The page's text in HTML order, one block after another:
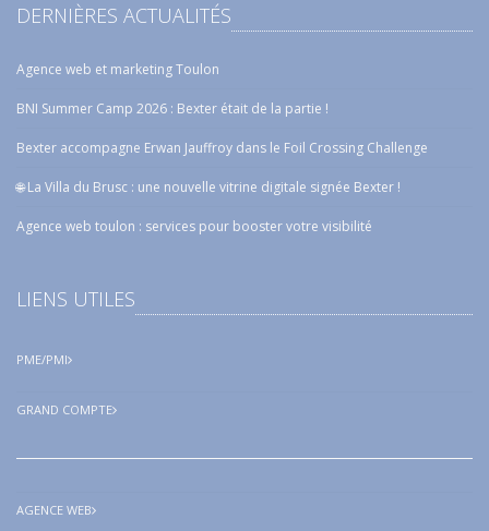
DERNIÈRES ACTUALITÉS
Agence web et marketing Toulon
BNI Summer Camp 2026 : Bexter était de la partie !
Bexter accompagne Erwan Jauffroy dans le Foil Crossing Challenge
🌐 La Villa du Brusc : une nouvelle vitrine digitale signée Bexter !
Agence web toulon : services pour booster votre visibilité
LIENS UTILES
PME/PMI
GRAND COMPTE
AGENCE WEB